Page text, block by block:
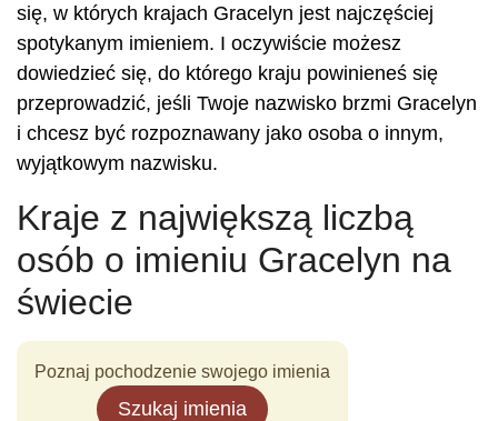
się, w których krajach Gracelyn jest najczęściej
spotykanym imieniem. I oczywiście możesz
dowiedzieć się, do którego kraju powinieneś się
przeprowadzić, jeśli Twoje nazwisko brzmi Gracelyn
i chcesz być rozpoznawany jako osoba o innym,
wyjątkowym nazwisku.
Kraje z największą liczbą
osób o imieniu Gracelyn na
świecie
Poznaj pochodzenie swojego imienia
Szukaj imienia